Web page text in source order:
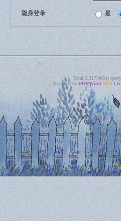
隐身登录 是
Total 0.217348(s)
Powered by PHPWind v6.0